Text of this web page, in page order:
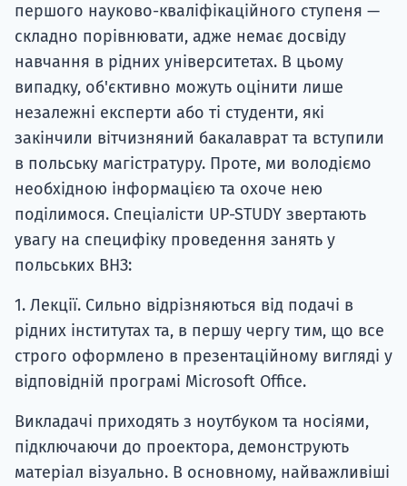
першого науково-кваліфікаційного ступеня —
складно порівнювати, адже немає досвіду
навчання в рідних університетах. В цьому
випадку, об'єктивно можуть оцінити лише
незалежні експерти або ті студенти, які
закінчили вітчизняний бакалаврат та вступили
в польську магістратуру. Проте, ми володіємо
необхідною інформацією та охоче нею
поділимося. Спеціалісти UP-STUDY звертають
увагу на специфіку проведення занять у
польських ВНЗ:
1. Лекції. Сильно відрізняються від подачі в
рідних інститутах та, в першу чергу тим, що все
строго оформлено в презентаційному вигляді у
відповідній програмі Microsoft Office.
Викладачі приходять з ноутбуком та носіями,
підключаючи до проектора, демонструють
матеріал візуально. В основному, найважливіші